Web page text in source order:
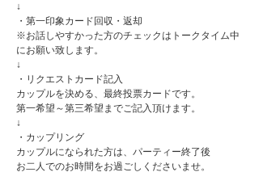
↓
・第一印象カード回収・返却
※お話しやすかった方のチェックはトークタイム中
にお願い致します。
↓
・リクエストカード記入
カップルを決める、最終投票カードです。
第一希望～第三希望までご記入頂けます。
↓
・カップリング
カップルになられた方は、パーティー終了後
お二人でのお時間をお過ごしくださいませ。